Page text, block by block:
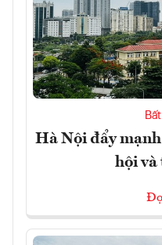
Hà Nội đẩy
hội và